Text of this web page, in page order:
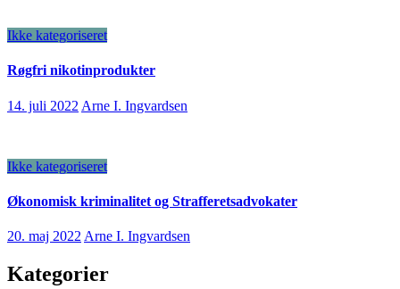
Ikke kategoriseret
Røgfri nikotinprodukter
14. juli 2022 Arne I. Ingvardsen
Ikke kategoriseret
Økonomisk kriminalitet og Strafferetsadvokater
20. maj 2022 Arne I. Ingvardsen
Kategorier